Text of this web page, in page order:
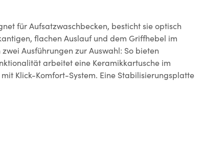
für Aufsatzwaschbecken, besticht sie optisch
flachen Auslauf und dem Griffhebel im
Ausführungen zur Auswahl: So bieten
arbeitet eine Keramikkartusche im
Klick-Komfort-System. Eine Stabilisierungsplatte